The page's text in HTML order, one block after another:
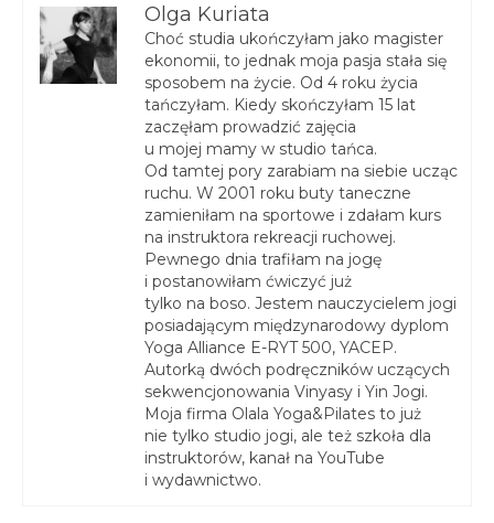
Olga Kuriata
Choć studia ukończyłam jako magister
ekonomii, to jednak moja pasja stała się
sposobem na życie. Od 4 roku życia
tańczyłam. Kiedy skończyłam 15 lat
zaczęłam prowadzić zajęcia
u mojej mamy w studio tańca.
Od tamtej pory zarabiam na siebie ucząc
ruchu. W 2001 roku buty taneczne
zamieniłam na sportowe i zdałam kurs
na instruktora rekreacji ruchowej.
Pewnego dnia trafiłam na jogę
i postanowiłam ćwiczyć już
tylko na boso. Jestem nauczycielem jogi
posiadającym międzynarodowy dyplom
Yoga Alliance E-RYT 500, YACEP.
Autorką dwóch podręczników uczących
sekwencjonowania Vinyasy i Yin Jogi.
Moja firma Olala Yoga&Pilates to już
nie tylko studio jogi, ale też szkoła dla
instruktorów, kanał na YouTube
i wydawnictwo.